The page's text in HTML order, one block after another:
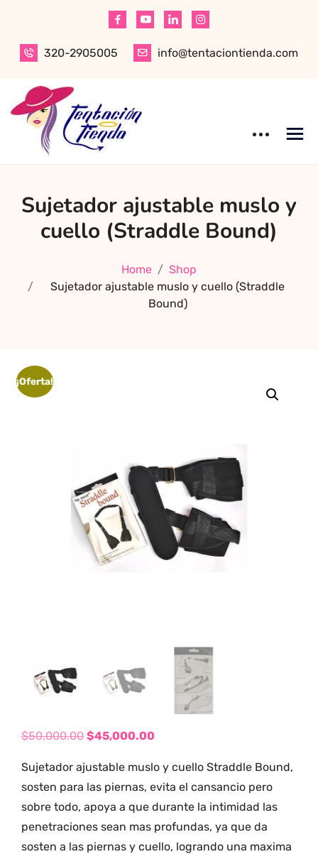
content
320-2905005
info@tentaciontienda.com
mejor sex shop
en Bogotá,
especializado en
cosméticos
sensuales y
Compra online
de forma rápida,
nuevas
experiencias con
más exclusivos y
Sujetador ajustable muslo y
cuello (Straddle Bound)
Home
Shop
Sujetador ajustable muslo y cuello (Straddle
Bound)
¡Oferta!
$50,000.00
precio
original
era:
$50,000.00.
$45,000.00
precio
actual
es:
$45,000.00.
Sujetador ajustable muslo y cuello Straddle Bound,
sosten para las piernas, evita el cansancio pero
sobre todo, apoya a que durante la intimidad las
penetraciones sean mas profundas, ya que da
sosten a las piernas y cuello, logrando una maxima